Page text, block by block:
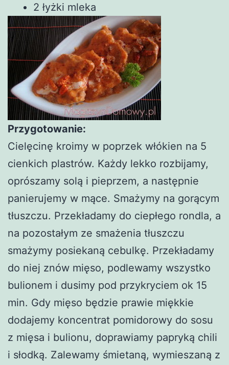
2 łyżki mleka
Przygotowanie:
Cielęcinę kroimy w poprzek włókien na 5
cienkich plastrów. Każdy lekko rozbijamy,
oprószamy solą i pieprzem, a następnie
panierujemy w mące. Smażymy na gorącym
tłuszczu. Przekładamy do ciepłego rondla, a
na pozostałym ze smażenia tłuszczu
smażymy posiekaną cebulkę. Przekładamy
do niej znów mięso, podlewamy wszystko
bulionem i dusimy pod przykryciem ok 15
min. Gdy mięso będzie prawie miękkie
dodajemy koncentrat pomidorowy do sosu
z mięsa i bulionu, doprawiamy papryką chili
i słodką. Zalewamy śmietaną, wymieszaną z